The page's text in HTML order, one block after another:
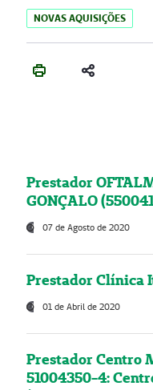
NOVAS AQUISIÇÕES
Prestador
GONÇALO
07 de Agosto de 2020
Prestador Clínica
01 de Abril de 2020
Prestador Centro
51004350-4: